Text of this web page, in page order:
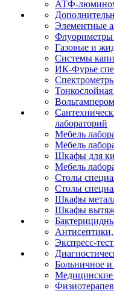
АТФ-
Элементные
Флуориметры
Газовые и
Системы
ИК-Фурье
лабораторий
Мебель
Мебель
Шкафы для
Мебель
Столы
Столы
Шкафы
Шкафы
Экспресс-
Больничное
Медицинские